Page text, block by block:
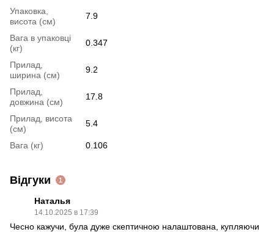
Упаковка,
висота (см)
7.9
Вага в упаковці
(кг)
0.347
Прилад,
ширина (см)
9.2
Прилад,
довжина (см)
17.8
Прилад, висота
(см)
5.4
Вага (кг) 0.106
Відгуки 1
Наталья
14.10.2025 в 17:39
Чесно кажучи, була дуже скептичною налаштована, купляючи